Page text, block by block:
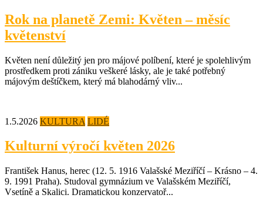
Rok na planetě Zemi: Květen – měsíc
květenství
Květen není důležitý jen pro májové políbení, které je spolehlivým
prostředkem proti zániku veškeré lásky, ale je také potřebný
májovým deštíčkem, který má blahodárný vliv...
1.5.2026 KULTURA LIDÉ
Kulturní výročí květen 2026
František Hanus, herec (12. 5. 1916 Valašské Meziříčí – Krásno – 4.
9. 1991 Praha). Studoval gymnázium ve Valašském Meziříčí,
Vsetíně a Skalici. Dramatickou konzervatoř...